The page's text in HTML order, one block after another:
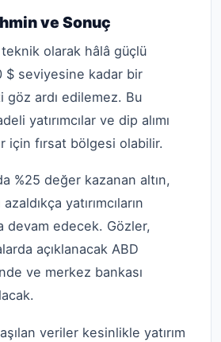
ve Sonuç
teknik olarak hâlâ güçlü
$ seviyesine kadar bir
ardı edilemez. Bu
yatırımcılar ve dip alımı
için fırsat bölgesi olabilir.
%25 değer kazanan altın,
yatırımcıların
devam edecek. Gözler,
açıklanacak ABD
ve merkez bankası
veriler kesinlikle yatırım